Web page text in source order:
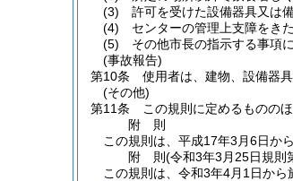
(3)
許可を受けた設備器具又は
(4)
センターの管理上支障をき
(5)
その他市長の指示する事項
(事故報告)
第10条
使用者は、建物、設備器
(その他)
第11条
この規則に定めるものの
附 則
この規則は、平成17年3月6日か
附 則(令和3年3月25日規則
この規則は、令和3年4月1日から